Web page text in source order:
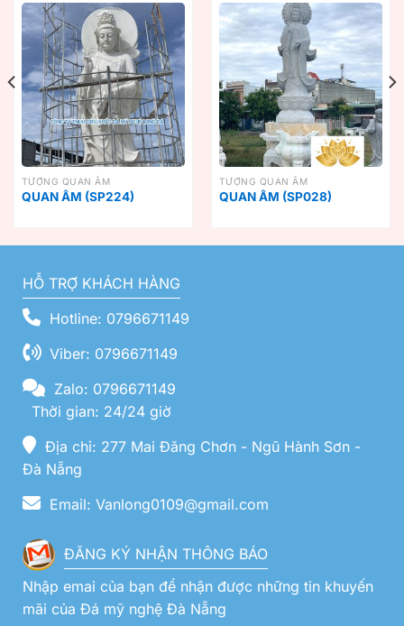
TƯỢNG QUAN ÂM
QUAN ÂM (SP224)
TƯỢNG QUAN ÂM
QUAN ÂM (SP028)
HỖ TRỢ KHÁCH HÀNG
Hotline: 0796671149
Viber: 0796671149
Zalo: 0796671149
Thời gian: 24/24 giờ
Địa chỉ: 277 Mai Đăng Chơn - Ngũ Hành Sơn -
Đà Nẵng
Email: Vanlong0109@gmail.com
ĐĂNG KÝ NHẬN THÔNG BÁO
Nhập emai của bạn để nhận được những tin khuyến
mãi của Đá mỹ nghệ Đà Nẵng